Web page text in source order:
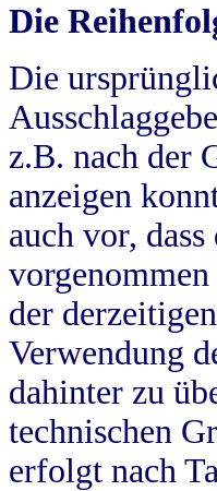
Die
Die
z.B. nach der
anzeigen
auch vor,
der
Verwendung
dahinter zu
technischen
erfolgt nach